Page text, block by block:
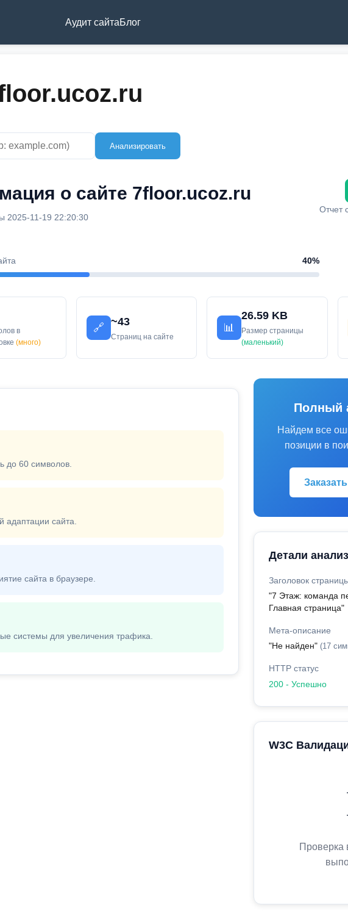
Аудит сайтаБлог
Анализировать
о сайте 7floor.ucoz.ru
2025-11-19 22:20:30
40%
Отчет
в
(много)
🔗
~43
Страниц на сайте
📊
26.59 KB
Размер страницы
(маленький)
до 60 символов.
адаптации сайта.
сайта в браузере.
системы для увеличения трафика.
Полный
Найдем все
позиции в
Детали
Заголовок
"7 Этаж: команда
Главная страница"
Мета-описание
"Не найден" (17
HTTP статус
200 - Успешно
W3C
Проверка